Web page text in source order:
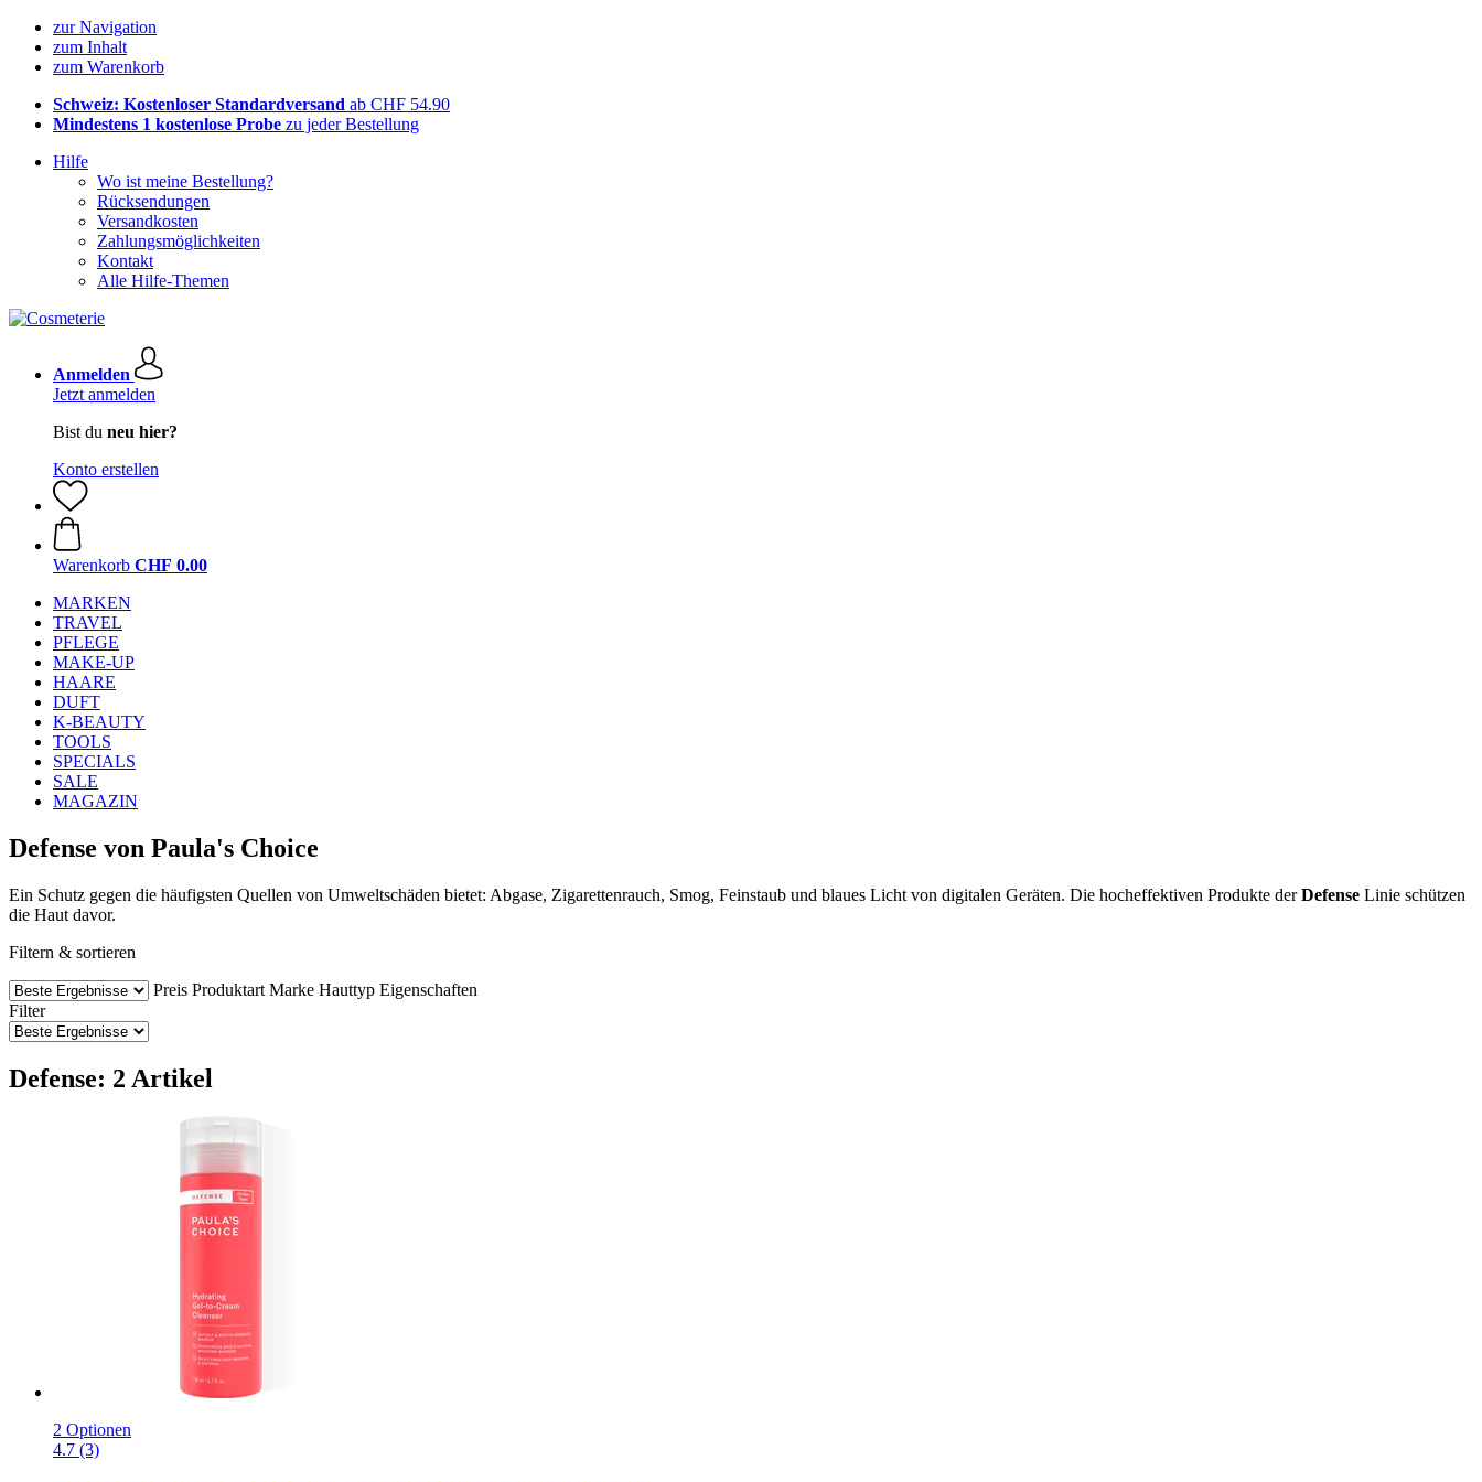
zur Navigation
zum Inhalt
zum Warenkorb
Schweiz: Kostenloser Standardversand ab CHF 54.90
Mindestens 1 kostenlose Probe zu jeder Bestellung
Hilfe
Wo ist meine Bestellung?
Rücksendungen
Versandkosten
Zahlungsmöglichkeiten
Kontakt
Alle Hilfe-Themen
Anmelden
Jetzt anmelden
Bist du neu hier?
Konto erstellen
Warenkorb CHF 0.00
MARKEN
TRAVEL
PFLEGE
MAKE-UP
HAARE
DUFT
K-BEAUTY
TOOLS
SPECIALS
SALE
MAGAZIN
Defense von Paula's Choice
Ein Schutz gegen die häufigsten Quellen von Umweltschäden bietet: Abgase, Zigarettenrauch, Smog, Feinstaub und blaues Licht von digitalen Geräten. Die hocheffektiven Produkte derDefense Linie schützen
die Haut davor.
Filtern & sortieren
Preis Produktart Marke Hauttyp Eigenschaften
Filter
Defense: 2 Artikel
2 Optionen
4.7 (3)